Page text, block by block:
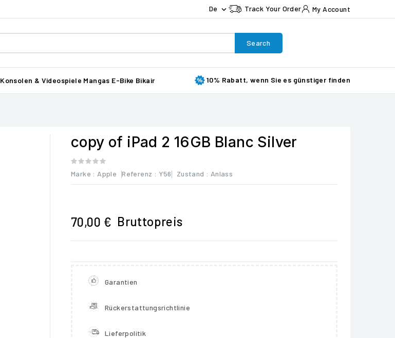
De  Track Your Order My Account
Search
Konsolen & Videospiele Mangas E-Bike Bikair 10% Rabatt, wenn Sie es günstiger finden
copy of iPad 2 16GB Blanc Silver
Marke : Apple Referenz : Y56 Zustand : Anlass
70,00 € Bruttopreis
Garantien
Rückerstattungsrichtlinie
Lieferpolitik